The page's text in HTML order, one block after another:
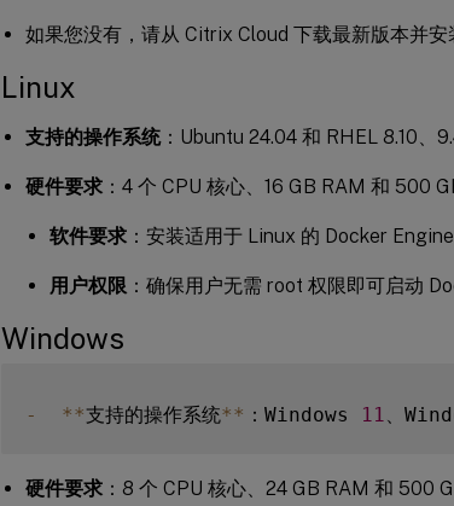
如果您没有，请从 Citrix Cloud 下载最新版本并安
Linux
支持的操作系统：Ubuntu 24.04 和 RHEL 8.10、
硬件要求 ：4 个 CPU 核心、16 GB RAM 和 500
软件要求 ：安装适用于 Linux 的 Docker
用户权限 ：确保用户无需 root 权限即可启动
Windows
- **支持的操作系统** ：Windows 11 、
硬件要求 ：8 个 CPU 核心、24 GB RAM 和 500